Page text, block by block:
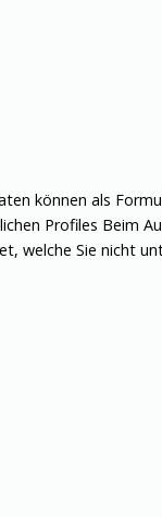
können als
Profiles Beim
welche Sie nicht